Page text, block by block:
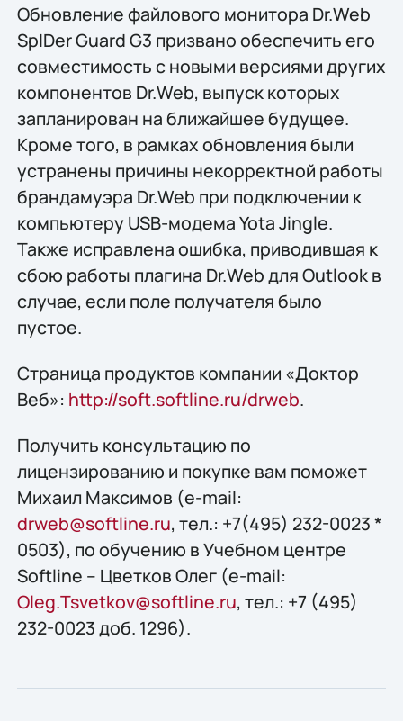
Обновление файлового монитора Dr.Web
SpIDer Guard G3 призвано обеспечить его
совместимость с новыми версиями других
компонентов Dr.Web, выпуск которых
запланирован на ближайшее будущее.
Кроме того, в рамках обновления были
устранены причины некорректной работы
брандамуэра Dr.Web при подключении к
компьютеру USB-модема Yota Jingle.
Также исправлена ошибка, приводившая к
сбою работы плагина Dr.Web для Outlook в
случае, если поле получателя было
пустое.
Страница продуктов компании «Доктор
Веб»: http://soft.softline.ru/drweb.
Получить конcультацию по
лицензированию и покупке вам поможет
Михаил Максимов (e-mail:
drweb@softline.ru, тел.: +7(495) 232-0023 *
0503), по обучению в Учебном центре
Softline – Цветков Олег (e-mail:
Oleg.Tsvetkov@softline.ru, тел.: +7 (495)
232-0023 доб. 1296).